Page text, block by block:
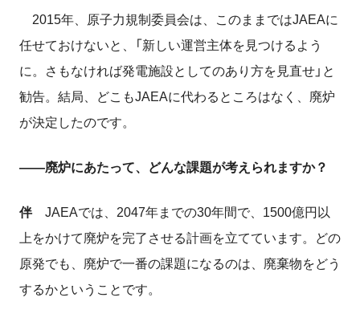
2015年、原子力規制委員会は、このままではJAEAに
任せておけないと、「新しい運営主体を見つけるよう
に。さもなければ発電施設としてのあり方を見直せ」と
勧告。結局、どこもJAEAに代わるところはなく、廃炉
が決定したのです。
――廃炉にあたって、どんな課題が考えられますか？
伴JAEAでは、2047年までの30年間で、1500億円以
上をかけて廃炉を完了させる計画を立てています。どの
原発でも、廃炉で一番の課題になるのは、廃棄物をどう
するかということです。